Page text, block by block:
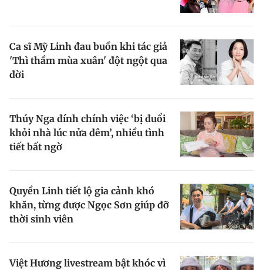
Chính sách bảo
Phó tổng biên tập thường trực: Hải Thành
Phó tổng biên tập: Lâm Hiếu Dũng
Phó tổng biên tập: Trần Việt Hưng
Tổng thư ký tòa soạn: Đức Trung
dưới mọi hình thức nếu không có sự chấp thuận bằng văn bản.
Phát triển bởi ePi Technologies, JSC.
Ca sĩ Mỹ Linh đau buồn khi tác giả
'Thì thầm mùa xuân' đột ngột qua
đời
Thúy Nga đính chính việc ‘bị đuổi
khỏi nhà lúc nửa đêm’, nhiều tình
tiết bất ngờ
Quyền Linh tiết lộ gia cảnh khó
khăn, từng được Ngọc Sơn giúp đỡ
thời sinh viên
Việt Hương livestream bật khóc vì